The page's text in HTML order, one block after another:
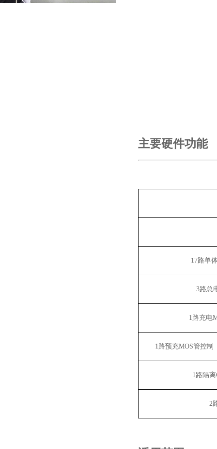
主要硬件功能
17路单
3路总
1路充电
1路预充MOS管控制
1路隔离
2